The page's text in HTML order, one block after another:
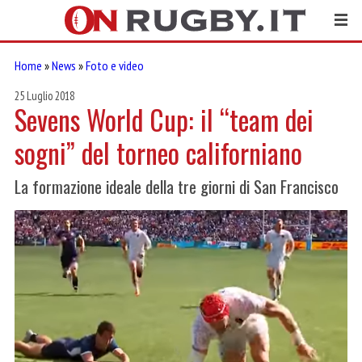
Home »News »Foto e video
25 Luglio 2018
Sevens World Cup: il “team dei
sogni” del torneo californiano
La formazione ideale della tre giorni di San Francisco